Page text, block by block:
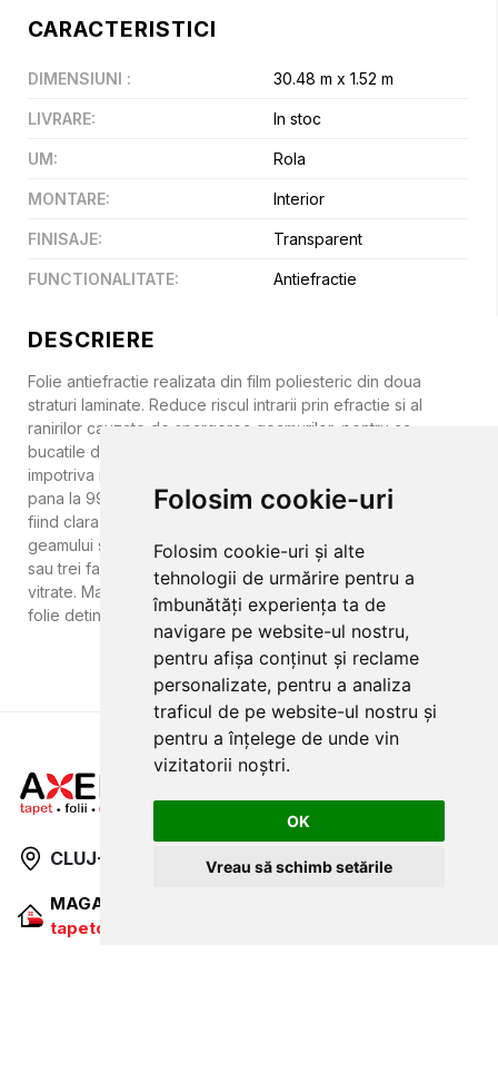
Folosim cookie-uri
Folosim cookie-uri și alte
tehnologii de urmărire pentru a
îmbunătăți experiența ta de
navigare pe website-ul nostru,
pentru afișa conținut și reclame
personalizate, pentru a analiza
traficul de pe website-ul nostru și
pentru a înțelege de unde vin
vizitatorii noștri.
OK
Vreau să schimb setările
DESCRIERE
Folie antiefractie realizata din film poliesteric din doua
straturi laminate. Reduce riscul intrarii prin efractie si al
ranirilor cauzate de spargerea geamurilor, pentru ca
bucatile de sticla raman prinse in folie. Asigura si protectie
impotriva razelor UV, pe care le filtreaza in proportie de
pana la 99%. Nu diminueaza calitatile estetice ale sticlei,
fiind clara optic si transparenta. Se aplica numai pe interiorul
geamului si poate fi folosita pentru geamuri cu una, doua
sau trei fasii de sticla, dar si pe vitrine sau alte suprafete
vitrate. Mai multe detalii vedeti in fisa tehnica. Acest tip de
folie detine certificat clasa siguranta P1 A SR EN 356 : 2003.
CARACTERISTICI
DIMENSIUNI : 30.48 m x 1.52 m
LIVRARE: In stoc
UM: Rola
MONTARE: Interior
FINISAJE: Transparent
FUNCTIONALITATE: Antiefractie
CLUJ-NAPOCA stradaTraian, nr. 86-88
MAGAZIN ONLINE
tapetcugarantie.ro